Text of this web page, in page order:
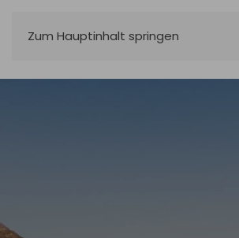
Zum Hauptinhalt springen